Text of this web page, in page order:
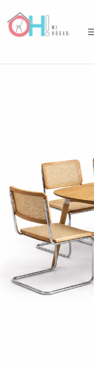
Inicio Comedor
Mesa Extensible 3 en 1